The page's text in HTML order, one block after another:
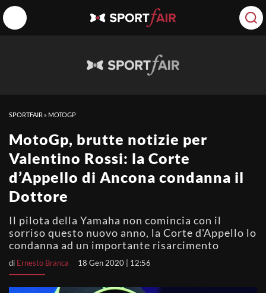
SPORTFAIR » MOTOGP
MotoGp, brutte notizie per
Valentino Rossi: la Corte
d’Appello di Ancona condanna il
Dottore
Il pilota della Yamaha non comincia con il
sorriso questo nuovo anno, la Corte d'Appello lo
condanna ad un importante risarcimento
di Ernesto Branca 18 Gen 2020 | 12:56